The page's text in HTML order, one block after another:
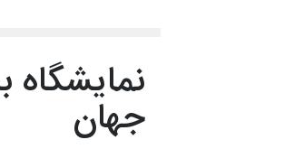
نمایشگاه
جهان